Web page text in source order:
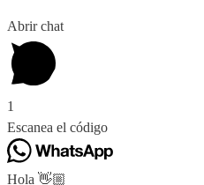
Abrir chat
1
Escanea el código
Hola 👋🏼